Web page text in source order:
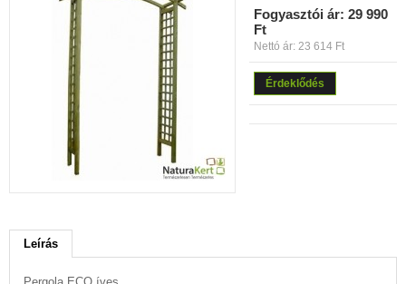
Fogyasztói ár: 29 990
Ft
Nettó ár: 23 614 Ft
Érdeklődés
Leírás